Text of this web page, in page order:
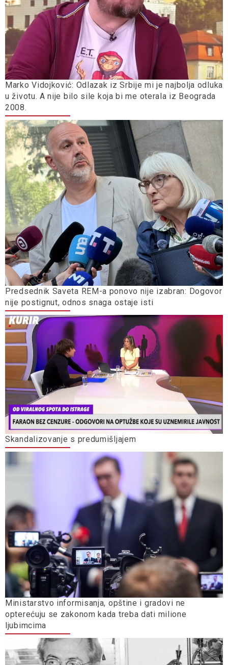
Marko Vidojković: Odlazak iz Srbije mi je najbolja odluka
u životu. A nije bilo sile koja bi me oterala iz Beograda
2008.
Predsednik Saveta REM-a ponovo nije izabran: Dogovor
nije postignut, odnos snaga ostaje isti
Skandalizovanje s predumišljajem
Ministarstvo informisanja, opštine i gradovi ne
opterećuju se zakonom kada treba dati milione
ljubimcima